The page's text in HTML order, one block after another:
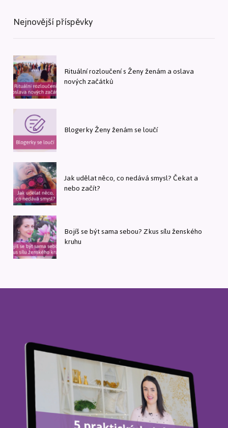
Nejnovější příspěvky
Rituální rozloučení s Ženy ženám a oslava
nových začátků
Blogerky Ženy ženám se loučí
Jak udělat něco, co nedává smysl? Čekat a
nebo začít?
Bojíš se být sama sebou? Zkus sílu ženského
kruhu